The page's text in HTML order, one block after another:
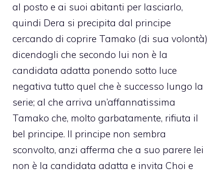
al posto e ai suoi abitanti per lasciarlo,
quindi Dera si precipita dal principe
cercando di coprire Tamako (di sua volontà)
dicendogli che secondo lui non è la
candidata adatta ponendo sotto luce
negativa tutto quel che è successo lungo la
serie; al che arriva un’affannatissima
Tamako che, molto garbatamente, rifiuta il
bel principe. Il principe non sembra
sconvolto, anzi afferma che a suo parere lei
non è la candidata adatta e invita Choi e